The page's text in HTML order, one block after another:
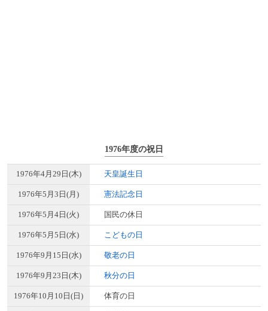
1976年度の祝日
1976年4月29日(木) 天皇誕生日
1976年5月3日(月) 憲法記念日
1976年5月4日(火) 国民の休日
1976年5月5日(水) こどもの日
1976年9月15日(水) 敬老の日
1976年9月23日(木) 秋分の日
1976年10月10日(日) 体育の日